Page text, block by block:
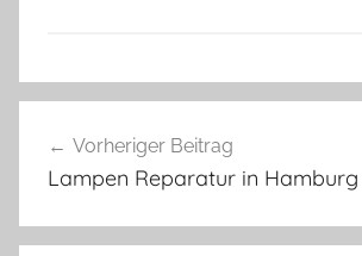
Vorheriger Beitrag
Lampen Reparatur in Hamburg